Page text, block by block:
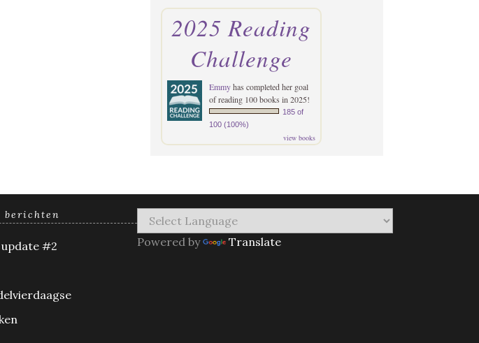
2025 Reading
Challenge
Emmyhas completed her goal
of reading 100 books in 2025!
185 of
100 (100%)
view books
berichten
update #2
Powered by Translate